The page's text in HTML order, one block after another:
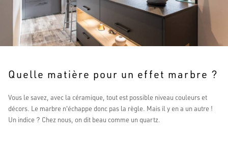
Quelle matière pour un effet marbre ?
Vous le savez, avec la céramique, tout est possible niveau couleurs et
décors. Le marbre n'échappe donc pas la règle. Mais il y en a un autre !
Un indice ? Chez nous, on dit beau comme un quartz.